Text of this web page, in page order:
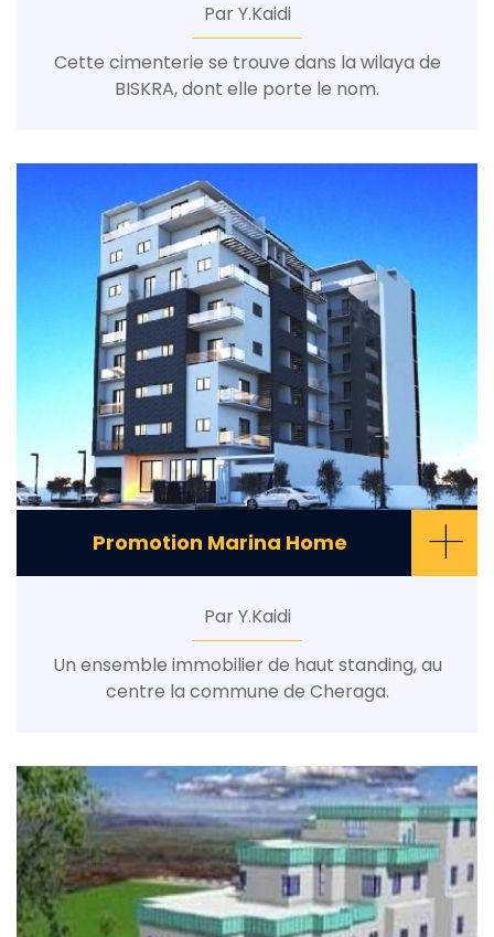
Par Y.Kaidi
Cette cimenterie se trouve dans la wilaya de
BISKRA, dont elle porte le nom.
Promotion Marina Home +
Par Y.Kaidi
Un ensemble immobilier de haut standing, au
centre la commune de Cheraga.